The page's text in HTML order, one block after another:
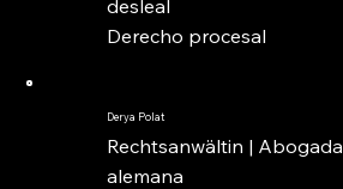
desleal
Derecho procesal
Derya Polat
Rechtsanwältin | Abogada
alemana